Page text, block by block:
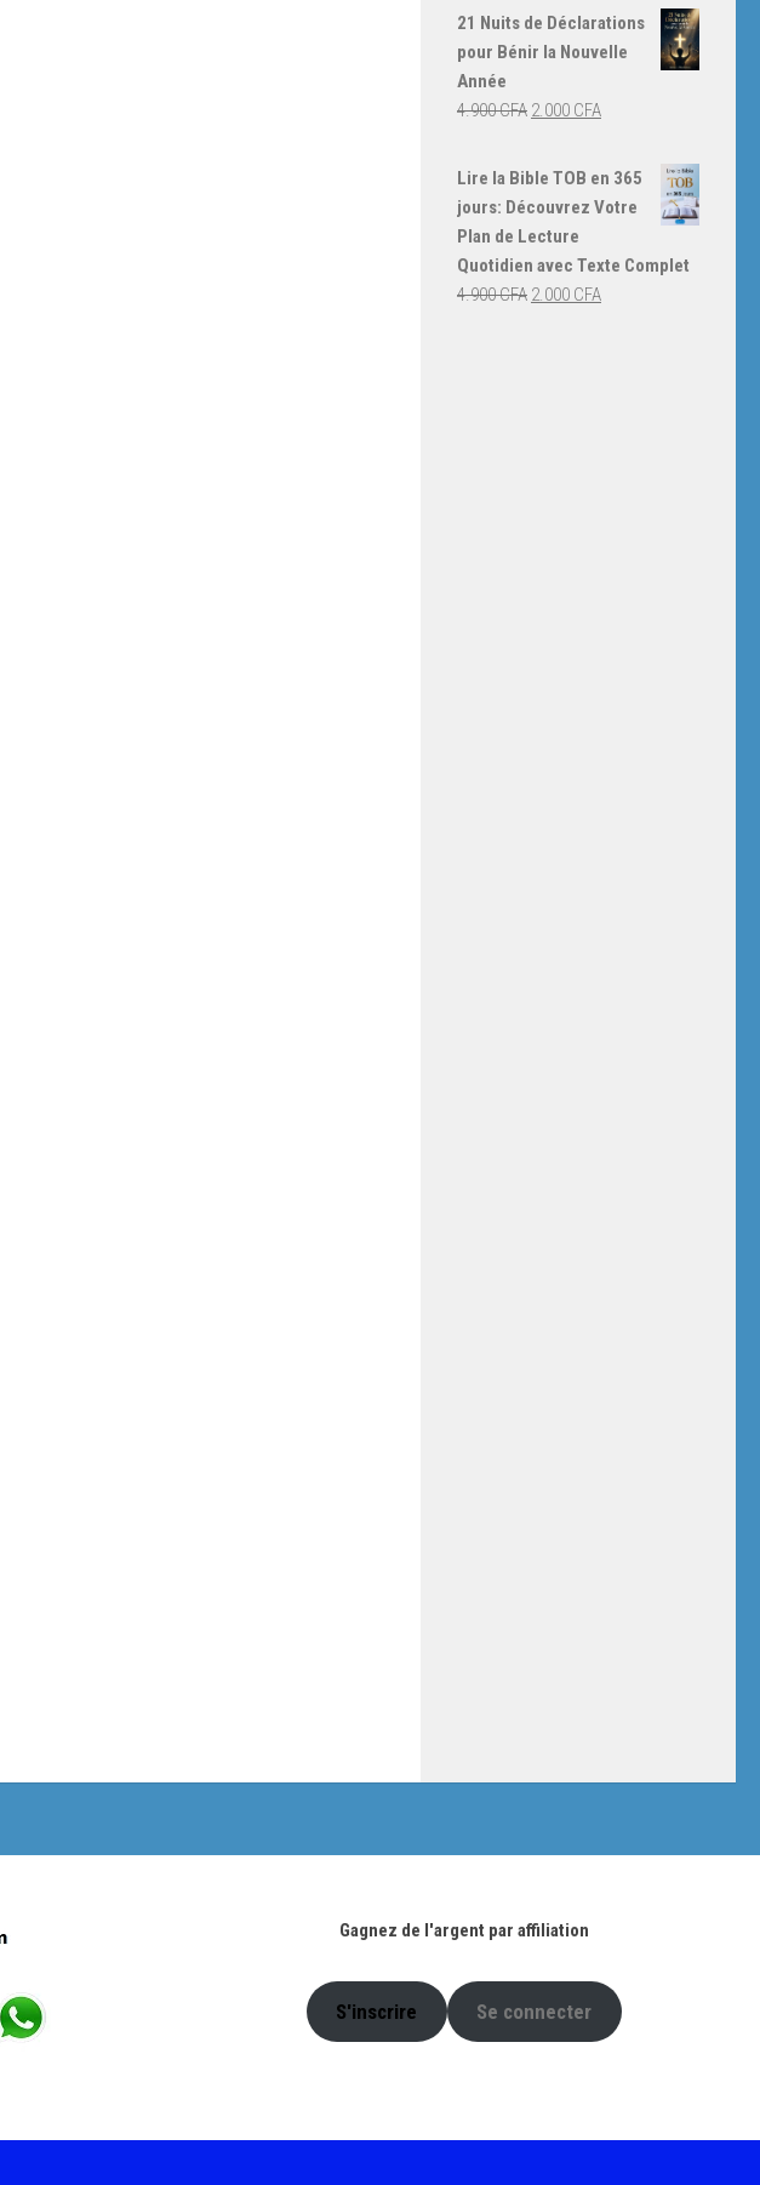
initial
était :
actuel
est :
3.000 CFA.
21 Nuits de Déclarations
pour Bénir la Nouvelle
Année
4.900CFA Le
initial
4.900 CFA.
2.000 CFALe
actuel
est :
2.000 CFA.
Lire la Bible TOB en 365
jours: Découvrez Votre
Plan de Lecture
Quotidien avec Texte Complet
4.900CFA Le
2.000 CFALe
Gagnez de l'argent par affiliation
S'inscrire Se connecter